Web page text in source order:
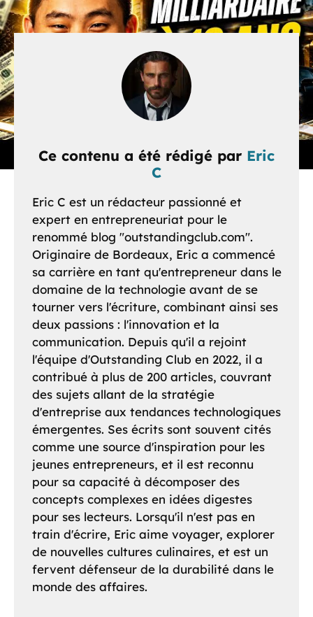
Ce contenu a été rédigé par Eric
C
Eric C est un rédacteur passionné et
expert en entrepreneuriat pour le
renommé blog "outstandingclub.com".
Originaire de Bordeaux, Eric a commencé
sa carrière en tant qu'entrepreneur dans le
domaine de la technologie avant de se
tourner vers l'écriture, combinant ainsi ses
deux passions : l'innovation et la
communication. Depuis qu'il a rejoint
l'équipe d'Outstanding Club en 2022, il a
contribué à plus de 200 articles, couvrant
des sujets allant de la stratégie
d'entreprise aux tendances technologiques
émergentes. Ses écrits sont souvent cités
comme une source d'inspiration pour les
jeunes entrepreneurs, et il est reconnu
pour sa capacité à décomposer des
concepts complexes en idées digestes
pour ses lecteurs. Lorsqu'il n'est pas en
train d'écrire, Eric aime voyager, explorer
de nouvelles cultures culinaires, et est un
fervent défenseur de la durabilité dans le
monde des affaires.